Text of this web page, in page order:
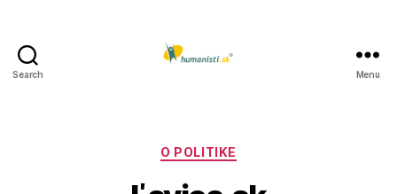
Search Menu
Kategórie
O POLITIKE